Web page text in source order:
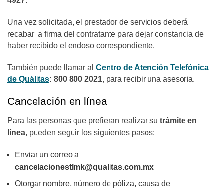
Una vez solicitada, el prestador de servicios deberá
recabar la firma del contratante para dejar constancia de
haber recibido el endoso correspondiente.
También puede llamar al Centro de Atención Telefónica
de Quálitas: 800 800 2021, para recibir una asesoría.
Cancelación en línea
Para las personas que prefieran realizar su trámite en
línea, pueden seguir los siguientes pasos:
Enviar un correo a
cancelacionestlmk@qualitas.com.mx
Otorgar nombre, número de póliza, causa de